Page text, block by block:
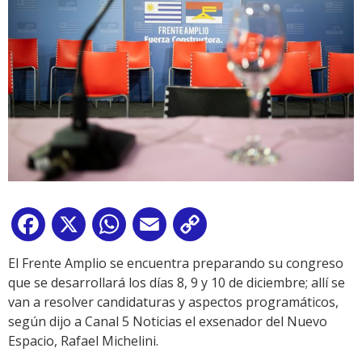
Facebook
X WhatsApp
Email
Link
El Frente Amplio se encuentra preparando su congreso
que se desarrollará los días 8, 9 y 10 de diciembre; allí se
van a resolver candidaturas y aspectos programáticos,
según dijo a Canal 5 Noticias el exsenador del Nuevo
Espacio, Rafael Michelini.